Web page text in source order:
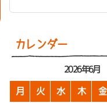
カレンダー
2026年6月
月 火 水 木 金